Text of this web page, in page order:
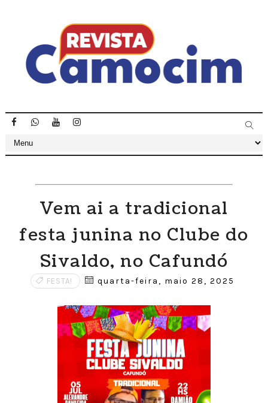
Vem ai a tradicional
festa junina no Clube do
Sivaldo, no Cafundó
FESTA! quarta-feira, maio 28, 2025